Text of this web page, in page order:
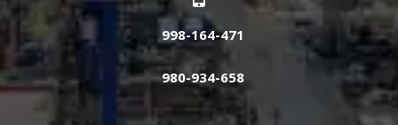
998-164-471
980-934-658